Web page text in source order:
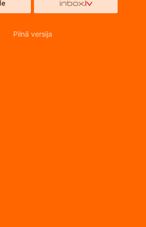
Pilnā versija